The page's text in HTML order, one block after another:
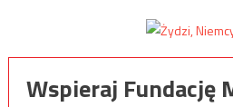
Wspieraj Fundację